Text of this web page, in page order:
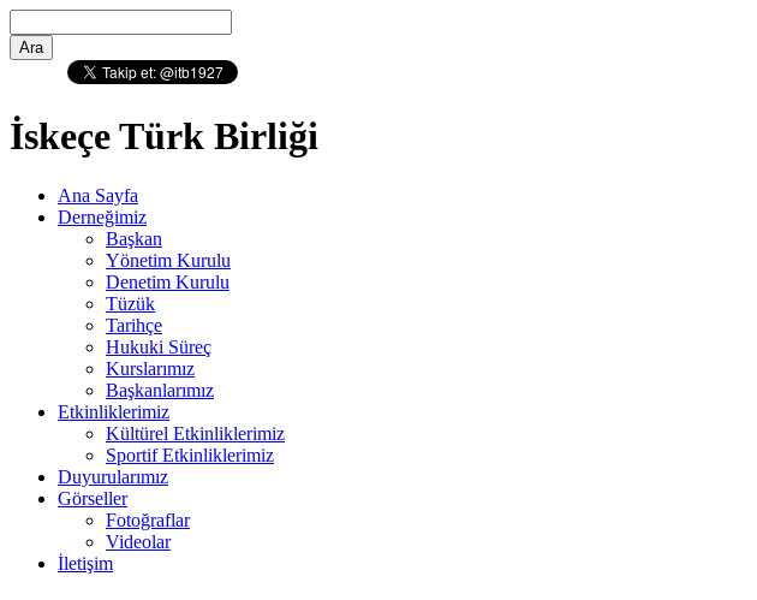
İskeçe Türk Birliği
Ana Sayfa
Derneğimiz
Başkan
Yönetim Kurulu
Denetim Kurulu
Tüzük
Tarihçe
Hukuki Süreç
Kurslarımız
Başkanlarımız
Etkinliklerimiz
Kültürel Etkinliklerimiz
Sportif Etkinliklerimiz
Duyurularımız
Görseller
Fotoğraflar
Videolar
İletişim